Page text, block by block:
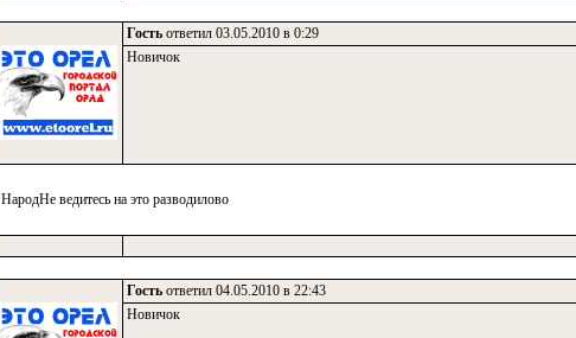
Гость ответил 03.05.2010 в 0:29
Новичок
НародНе ведитесь на это разводилово
Гость ответил 04.05.2010 в 22:43
Новичок